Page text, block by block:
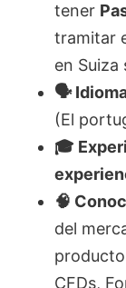
tener
tramitar
en Suiza
🗣
(El
🎓
🧠
del
CFDs,